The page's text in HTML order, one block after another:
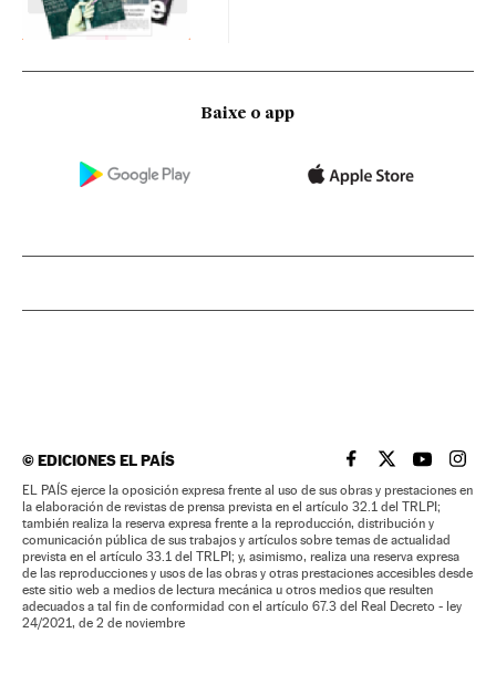
Baixe o app
©EDICIONES EL PAÍS EL PAÍS BRASIL EN
EL PAÍSEL PAÍS
EL
EL PAÍS ejerce la oposición expresa frente al uso de sus obras y prestaciones en
la elaboración de revistas de prensa prevista en el artículo 32.1 del TRLPI;
también realiza la reserva expresa frente a la reproducción, distribución y
comunicación pública de sus trabajos y artículos sobre temas de actualidad
prevista en el artículo 33.1 del TRLPI; y, asimismo, realiza una reserva expresa
de las reproducciones y usos de las obras y otras prestaciones accesibles desde
este sitio web a medios de lectura mecánica u otros medios que resulten
adecuados a tal fin de conformidad con el artículo 67.3 del Real Decreto - ley
24/2021, de 2 de noviembre